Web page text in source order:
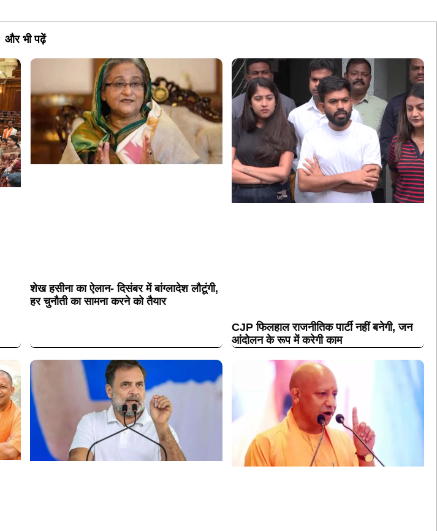
और भी पढ़ें
शेख हसीना का ऐलान- दिसंबर में बांग्लादेश लौटूंगी,
हर चुनौती का सामना करने को तैयार
CJP फिलहाल राजनीतिक पार्टी नहीं बनेगी, जन
आंदोलन के रूप में करेगी काम